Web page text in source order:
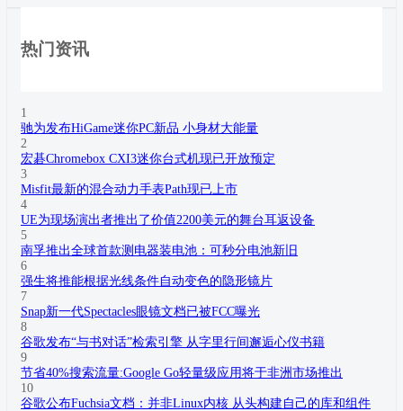
热门资讯
1
驰为发布HiGame迷你PC新品 小身材大能量
2
宏碁Chromebox CXI3迷你台式机现已开放预定
3
Misfit最新的混合动力手表Path现已上市
4
UE为现场演出者推出了价值2200美元的舞台耳返设备
5
南孚推出全球首款测电器装电池：可秒分电池新旧
6
强生将推能根据光线条件自动变色的隐形镜片
7
Snap新一代Spectacles眼镜文档已被FCC曝光
8
谷歌发布“与书对话”检索引擎 从字里行间邂逅心仪书籍
9
节省40%搜索流量:Google Go轻量级应用将于非洲市场推出
10
谷歌公布Fuchsia文档：并非Linux内核 从头构建自己的库和组件